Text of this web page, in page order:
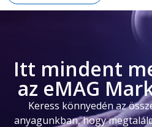
Itt mindent
az eMAG
Keress könnyedén az
anyagunkban, hogy